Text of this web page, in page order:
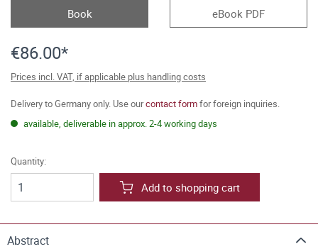
Book eBook PDF
€86.00*
Prices incl. VAT, if applicable plus handling costs
Delivery to Germany only. Use ourcontact formfor foreign inquiries.
available, deliverable in approx. 2-4 working days
Quantity:
Add to shopping cart
Abstract